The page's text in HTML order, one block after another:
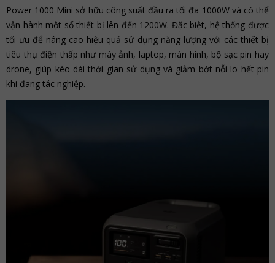
Power 1000 Mini sở hữu công suất đầu ra tối đa 1000W và có thể
vận hành một số thiết bị lên đến 1200W. Đặc biệt, hệ thống được
tối ưu để nâng cao hiệu quả sử dụng năng lượng với các thiết bị
tiêu thụ điện thấp như máy ảnh, laptop, màn hình, bộ sạc pin hay
drone, giúp kéo dài thời gian sử dụng và giảm bớt nỗi lo hết pin
khi đang tác nghiệp.